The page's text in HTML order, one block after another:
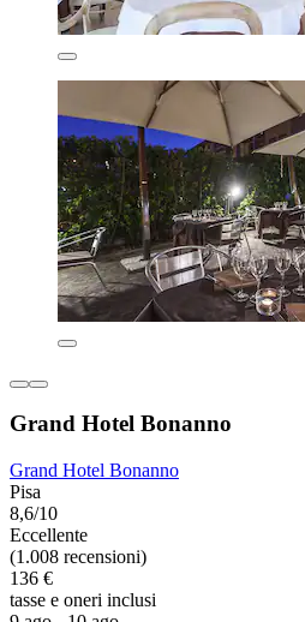
Grand Hotel Bonanno
Grand Hotel Bonanno
Pisa
8,6/10
Eccellente
(1.008 recensioni)
136 €
tasse e oneri inclusi